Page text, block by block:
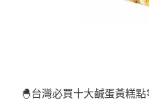
🐣台灣必買十大鹹蛋黃糕